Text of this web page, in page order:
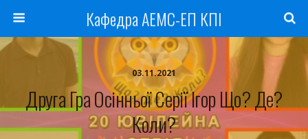
Кафедра АЕМС-ЕП КПІ
03.11.2021
Друга Гра Осінньої Серії Ігор Що? Де?
Коли?